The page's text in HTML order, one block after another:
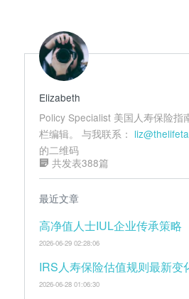
Elizabeth
Policy Specialist 美国人寿保险指
栏编辑。 与我联系：
的二维码
共发表388篇
最近文章
高净值人士IUL企业传承策略
2026-06-29 02:28:06
IRS人寿保险估值规则最新变
2026-06-28 01:06:30